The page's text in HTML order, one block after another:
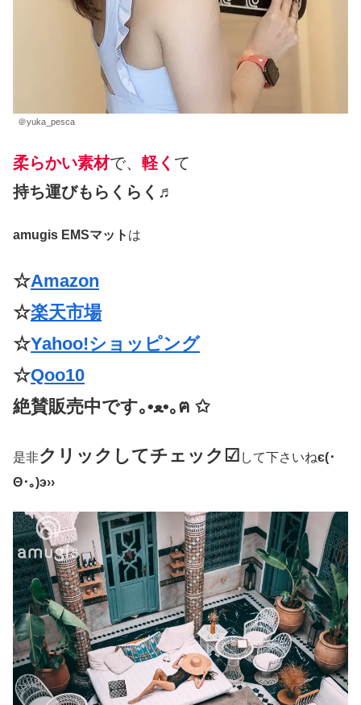
＠yuka_pesca
柔らかい素材で、 軽く て
持ち運びもらくらく♬
amugis EMSマット は
☆Amazon
☆楽天市場
☆Yahoo!ショッピング
☆Qoo10
絶賛販売中です｡•ﻌ•｡ฅ ✩
是非クリックしてチェック☑ して下さいねє(･
Θ･｡)э››